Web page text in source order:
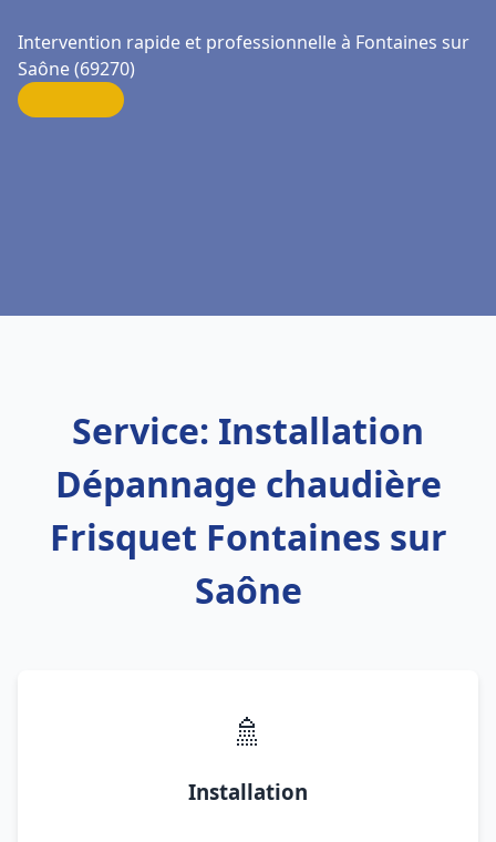
Intervention rapide et professionnelle à Fontaines sur
Saône (69270)
Service: Installation
Dépannage chaudière
Frisquet Fontaines sur
Saône
🚿
Installation